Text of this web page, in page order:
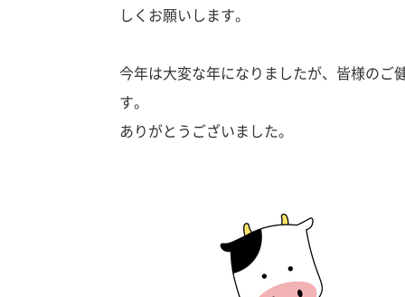
しくお願いします。
今年は大変な年になりましたが、皆様のご
す。
ありがとうございました。